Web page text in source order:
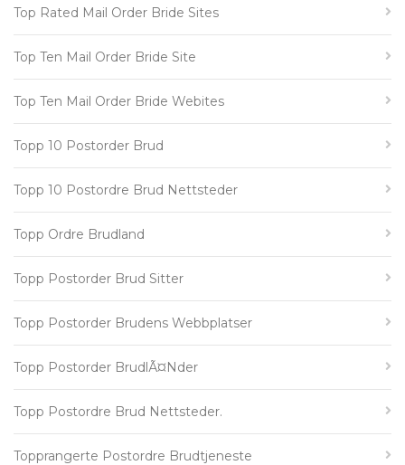
Top Rated Mail Order Bride Sites
Top Ten Mail Order Bride Site
Top Ten Mail Order Bride Webites
Topp 10 Postorder Brud
Topp 10 Postordre Brud Nettsteder
Topp Ordre Brudland
Topp Postorder Brud Sitter
Topp Postorder Brudens Webbplatser
Topp Postorder BrudlÃ¤nder
Topp Postordre Brud Nettsteder.
Topprangerte Postordre Brudtjeneste